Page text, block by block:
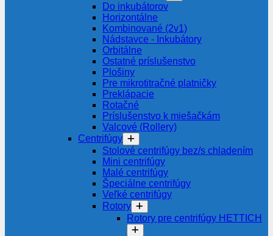
Do inkubátorov
Horizontálne
Kombinované (2v1)
Nádstavce - Inkubátory
Orbitálne
Ostatné príslušenstvo
Plošiny
Pre mikrotitračné platničky
Preklápacie
Rotačné
Príslušenstvo k miešačkám
Valcové (Rollery)
Centrifúgy
Stolové centrifúgy bez/s chladením
Mini centrifúgy
Malé centrifúgy
Špeciálne centrifúgy
Veľké centrifúgy
Rotory
Rotory pre centrifúgy HETTICH